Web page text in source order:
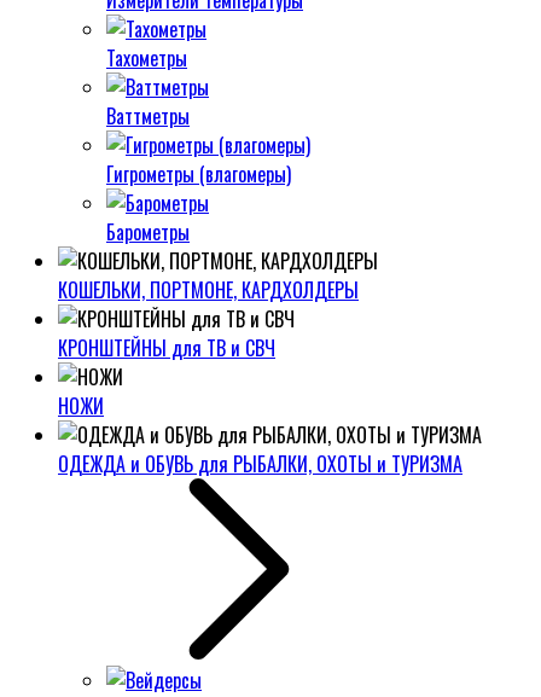
Тахометры
Ваттметры
Гигрометры (влагомеры)
Барометры
КОШЕЛЬКИ, ПОРТМОНЕ, КАРДХОЛДЕРЫ
КРОНШТЕЙНЫ для ТВ и СВЧ
НОЖИ
ОДЕЖДА и ОБУВЬ для РЫБАЛКИ, ОХОТЫ и ТУРИЗМА